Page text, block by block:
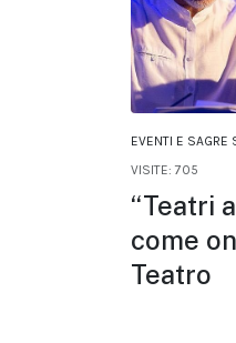
EVENTI E SAGRE
VISITE: 705
“Teatri
come
Teatro